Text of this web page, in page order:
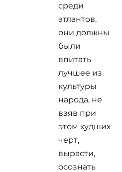
среди
атлантов,
они должны
были
впитать
лучшее из
культуры
народа, не
взяв при
этом худших
черт,
вырасти,
осознать